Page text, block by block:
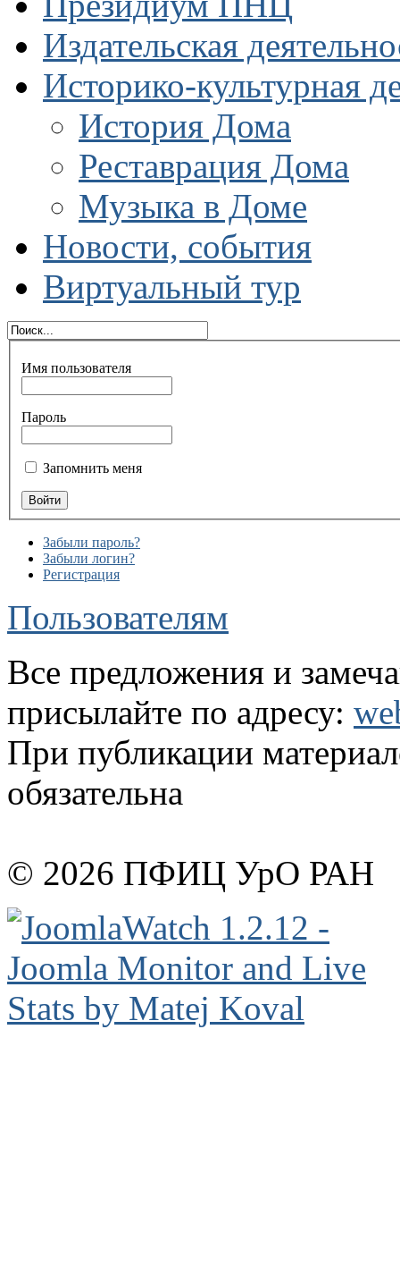
Издательская
Историко-культурная
История Дома
Реставрация Дома
Музыка в Доме
Новости, события
Виртуальный тур
Имя пользователя
Пароль
Запомнить меня
Забыли пароль?
Забыли логин?
Регистрация
Пользователям
Все предложения и
присылайте по адресу:
При публикации
обязательна
© 2026 ПФИЦ УрО РАН